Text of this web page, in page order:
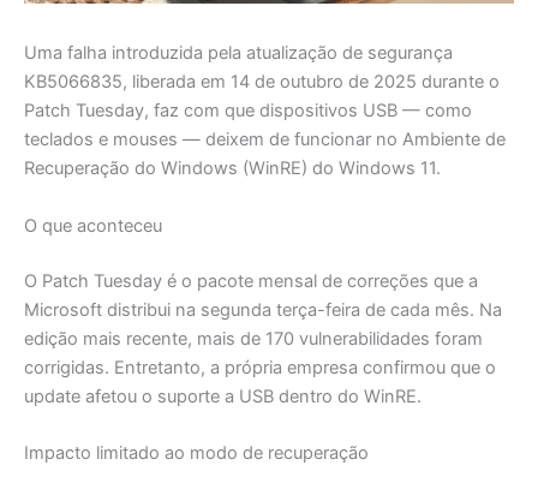
Uma falha introduzida pela atualização de segurança
KB5066835, liberada em 14 de outubro de 2025 durante o
Patch Tuesday, faz com que dispositivos USB — como
teclados e mouses — deixem de funcionar no Ambiente de
Recuperação do Windows (WinRE) do Windows 11.
O que aconteceu
O Patch Tuesday é o pacote mensal de correções que a
Microsoft distribui na segunda terça-feira de cada mês. Na
edição mais recente, mais de 170 vulnerabilidades foram
corrigidas. Entretanto, a própria empresa confirmou que o
update afetou o suporte a USB dentro do WinRE.
Impacto limitado ao modo de recuperação